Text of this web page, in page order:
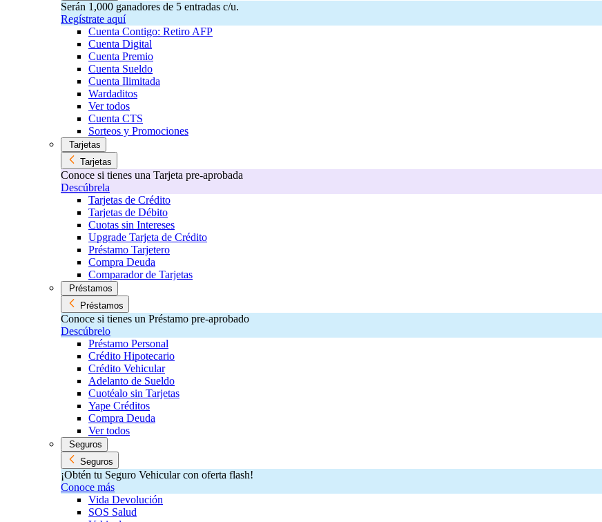
Serán 1,000 ganadores de 5 entradas c/u.
Regístrate aquí
Cuenta Contigo: Retiro AFP
Cuenta Digital
Cuenta Premio
Cuenta Sueldo
Cuenta Ilimitada
Wardaditos
Ver todos
Cuenta CTS
Sorteos y Promociones
Tarjetas
Tarjetas
Conoce si tienes una Tarjeta pre-aprobada
Descúbrela
Tarjetas de Crédito
Tarjetas de Débito
Cuotas sin Intereses
Upgrade Tarjeta de Crédito
Préstamo Tarjetero
Compra Deuda
Comparador de Tarjetas
Préstamos
Préstamos
Conoce si tienes un Préstamo pre-aprobado
Descúbrelo
Préstamo Personal
Crédito Hipotecario
Crédito Vehicular
Adelanto de Sueldo
Cuotéalo sin Tarjetas
Yape Créditos
Compra Deuda
Ver todos
Seguros
Seguros
¡Obtén tu Seguro Vehicular con oferta flash!
Conoce más
Vida Devolución
SOS Salud